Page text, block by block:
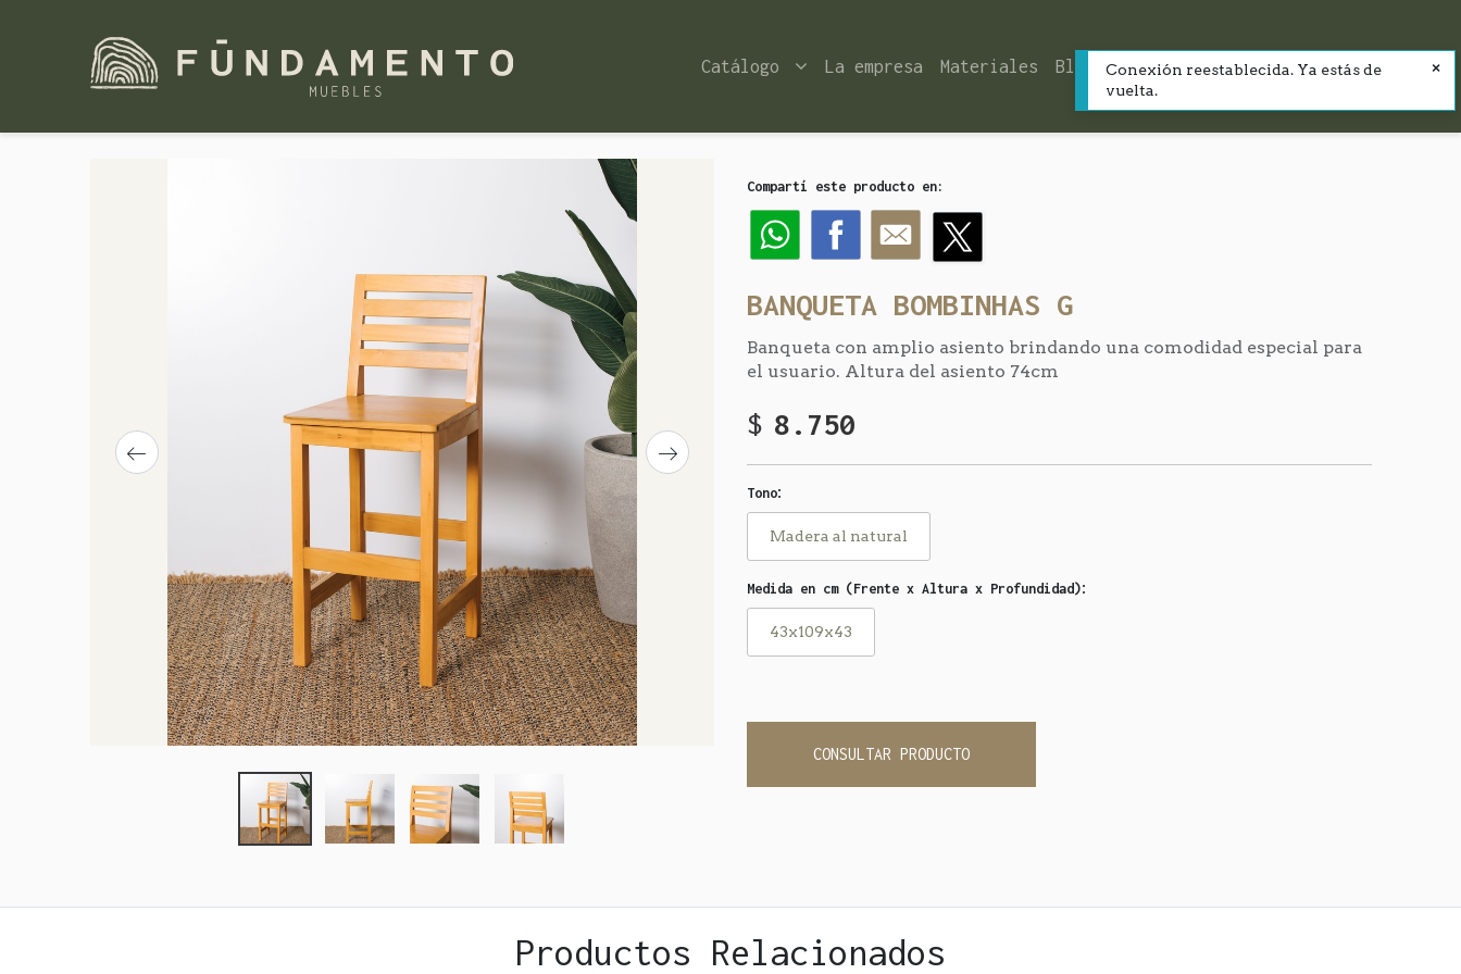
Catálogo La empresa Materiales Blog Contacto
Compartí este producto en:
BANQUETA BOMBINHAS G
Banqueta con amplio asiento brindando una comodidad especial para
el usuario. Altura del asiento 74cm
$8.750
Tono:
Madera al natural
Medida en cm (Frente x Altura x Profundidad):
43x109x43
CONSULTAR PRODUCTO
Productos Relacionados
Conexión reestablecida. Ya estás de
vuelta.